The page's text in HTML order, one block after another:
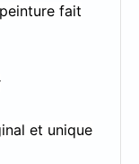
fait
et unique